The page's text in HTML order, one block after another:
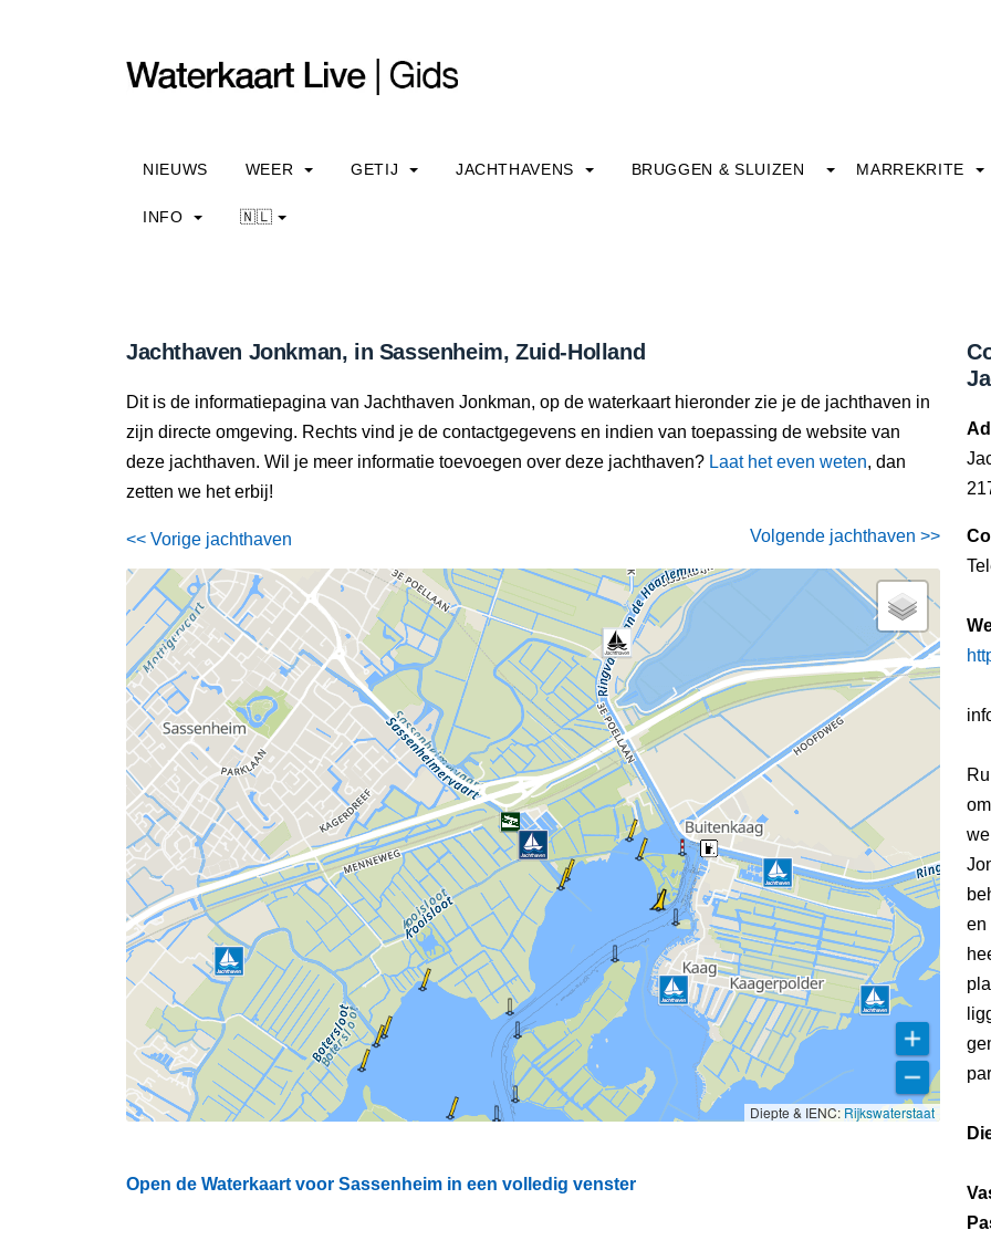
NIEUWS WEER GETIJ JACHTHAVENS BRUGGEN & SLUIZEN MARREKRITE
INFO 🇳🇱
Jachthaven Jonkman, in Sassenheim, Zuid-Holland
Dit is de informatiepagina van Jachthaven Jonkman, op de waterkaart hieronder zie je de jachthaven in
zijn directe omgeving. Rechts vind je de contactgegevens en indien van toepassing de website van
deze jachthaven. Wil je meer informatie toevoegen over deze jachthaven? Laat het even weten, dan
zetten we het erbij!
<< Vorige jachthaven Volgende jachthaven >>
Diepte & IENC: Rijkswaterstaat
Open de Waterkaart voor Sassenheim in een volledig venster
en